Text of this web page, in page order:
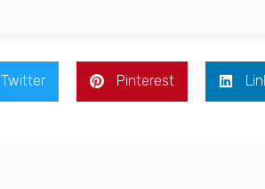
Twitter Pinterest